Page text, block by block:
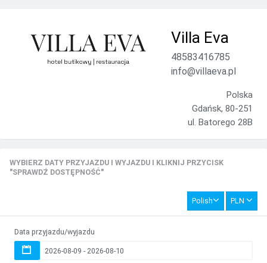
Villa Eva
48583416785
info@villaeva.pl
Polska
Gdańsk, 80-251
ul. Batorego 28B
WYBIERZ DATY PRZYJAZDU I WYJAZDU I KLIKNIJ PRZYCISK
"SPRAWDŹ DOSTĘPNOŚĆ"
Polish PLN
Data przyjazdu/wyjazdu